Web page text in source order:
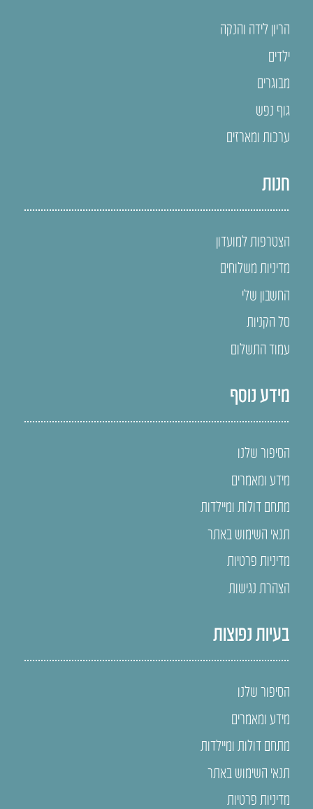
הריון לידה והנקה
ילדים
מבוגרים
גוף נפש
ערכות ומארזים
חנות
הצטרפות למועדון
מדיניות משלוחים
החשבון שלי
סל הקניות
עמוד התשלום
מידע נוסף
הסיפור שלנו
מידע ומאמרים
מתחם דולות ומיילדות
תנאי השימוש באתר
מדיניות פרטיות
הצהרת נגישות
בעיות נפוצות
הסיפור שלנו
מידע ומאמרים
מתחם דולות ומיילדות
תנאי השימוש באתר
מדיניות פרטיות